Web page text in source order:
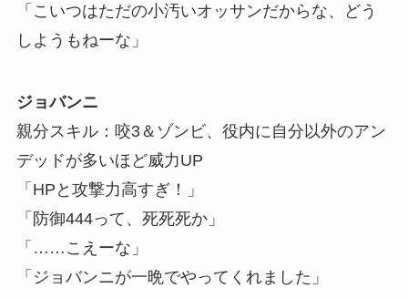
「こいつはただの小汚いオッサンだからな、どう
しようもねーな」
ジョバンニ
親分スキル：咬3＆ゾンビ、役内に自分以外のアン
デッドが多いほど威力UP
「HPと攻撃力高すぎ！」
「防御444って、死死死か」
「……こえーな」
「ジョバンニが一晩でやってくれました」